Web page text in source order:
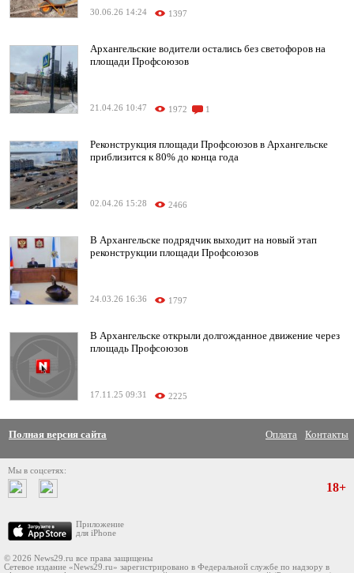
30.06.26 14:24 1397
Архангельские водители остались без светофоров на
площади Профсоюзов
21.04.26 10:47 1972 1
Реконструкция площади Профсоюзов в Архангельске
приблизится к 80% до конца года
02.04.26 15:28 2466
В Архангельске подрядчик выходит на новый этап
реконструкции площади Профсоюзов
24.03.26 16:36 1797
В Архангельске открыли долгожданное движение через
площадь Профсоюзов
17.11.25 09:31 2225
Полная версия сайта Оплата Контакты
Мы в соцсетях:
Приложение
для iPhone
18+
© 2026 News29.ru все права защищены
Сетевое издание «News29.ru» зарегистрировано в Федеральной службе по надзору в